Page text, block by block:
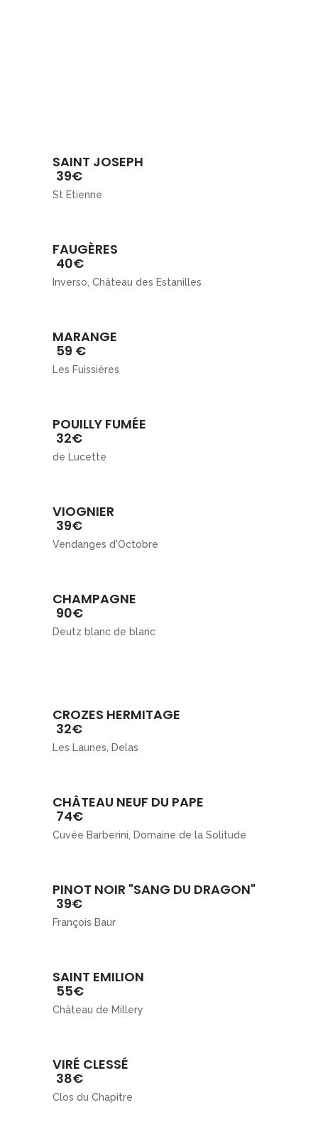
SAINT JOSEPH
39€
St Etienne
FAUGÈRES
40€
Inverso, Château des Estanilles
MARANGE
59 €
Les Fuissières
POUILLY FUMÉE
32€
de Lucette
VIOGNIER
39€
Vendanges d'Octobre
CHAMPAGNE
90€
Deutz blanc de blanc
CROZES HERMITAGE
32€
Les Launes, Delas
CHÂTEAU NEUF DU PAPE
74€
Cuvée Barberini, Domaine de la Solitude
PINOT NOIR "SANG DU DRAGON"
39€
François Baur
SAINT EMILION
55€
Château de Millery
VIRÉ CLESSÉ
38€
Clos du Chapitre